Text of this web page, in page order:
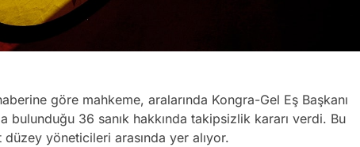
göre mahkeme, aralarında Kongra-Gel Eş Başkanı
bulunduğu 36 sanık hakkında takipsizlik kararı verdi. Bu
yöneticileri arasında yer alıyor.